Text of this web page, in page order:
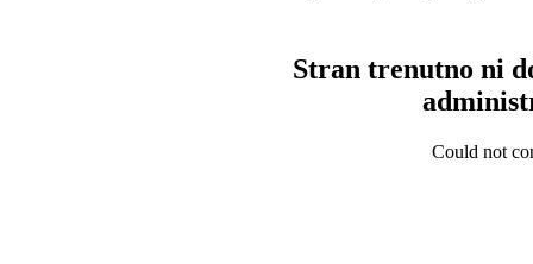
Stran trenutno ni
Could not